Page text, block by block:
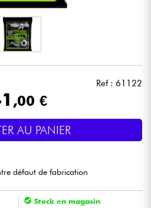
Ref : 61122
,00 €
AU PANIER
défaut de fabrication
Stock en magasin